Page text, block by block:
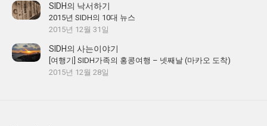
SIDH의 낙서하기
2015년 SIDH의 10대 뉴스
2015년 12월 31일
SIDH의 사는이야기
[여행기] SIDH가족의 홍콩여행 – 넷째날 (마카오 도착)
2015년 12월 28일